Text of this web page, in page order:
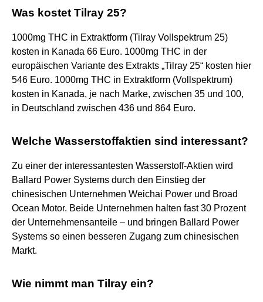
Was kostet Tilray 25?
1000mg THC in Extraktform (Tilray Vollspektrum 25)
kosten in Kanada 66 Euro. 1000mg THC in der
europäischen Variante des Extrakts „Tilray 25“ kosten hier
546 Euro. 1000mg THC in Extraktform (Vollspektrum)
kosten in Kanada, je nach Marke, zwischen 35 und 100,
in Deutschland zwischen 436 und 864 Euro.
Welche Wasserstoffaktien sind interessant?
Zu einer der interessantesten Wasserstoff-Aktien wird
Ballard Power Systems durch den Einstieg der
chinesischen Unternehmen Weichai Power und Broad
Ocean Motor. Beide Unternehmen halten fast 30 Prozent
der Unternehmensanteile – und bringen Ballard Power
Systems so einen besseren Zugang zum chinesischen
Markt.
Wie nimmt man Tilray ein?